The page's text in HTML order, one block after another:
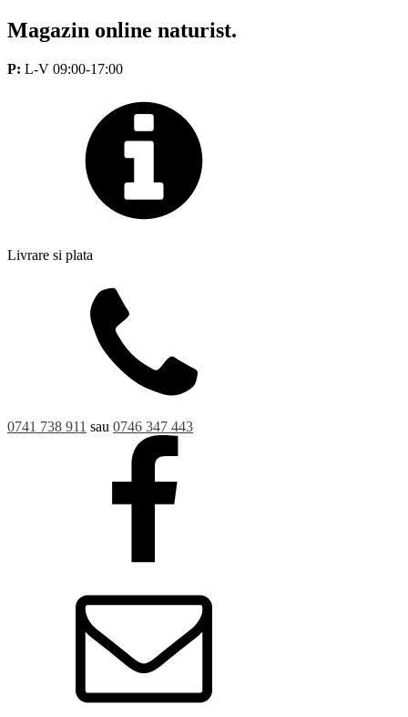
Magazin online naturist.
P: L-V 09:00-17:00
Livrare si plata
0741 738 911 sau 0746 347 443